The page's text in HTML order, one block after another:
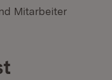
Mitarbeiter